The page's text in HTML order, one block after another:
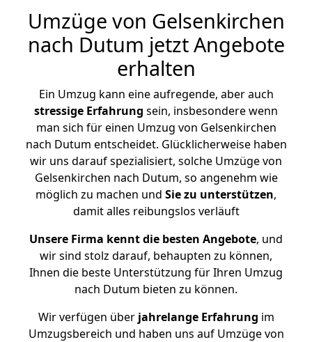
Umzüge von Gelsenkirchen
nach Dutum jetzt Angebote
erhalten
Ein Umzug kann eine aufregende, aber auch
stressige Erfahrung sein, insbesondere wenn
man sich für einen Umzug von Gelsenkirchen
nach Dutum entscheidet. Glücklicherweise haben
wir uns darauf spezialisiert, solche Umzüge von
Gelsenkirchen nach Dutum, so angenehm wie
möglich zu machen und Sie zu unterstützen,
damit alles reibungslos verläuft
Unsere Firma kennt die besten Angebote, und
wir sind stolz darauf, behaupten zu können,
Ihnen die beste Unterstützung für Ihren Umzug
nach Dutum bieten zu können.
Wir verfügen überjahrelange Erfahrung im
Umzugsbereich und haben uns auf Umzüge von